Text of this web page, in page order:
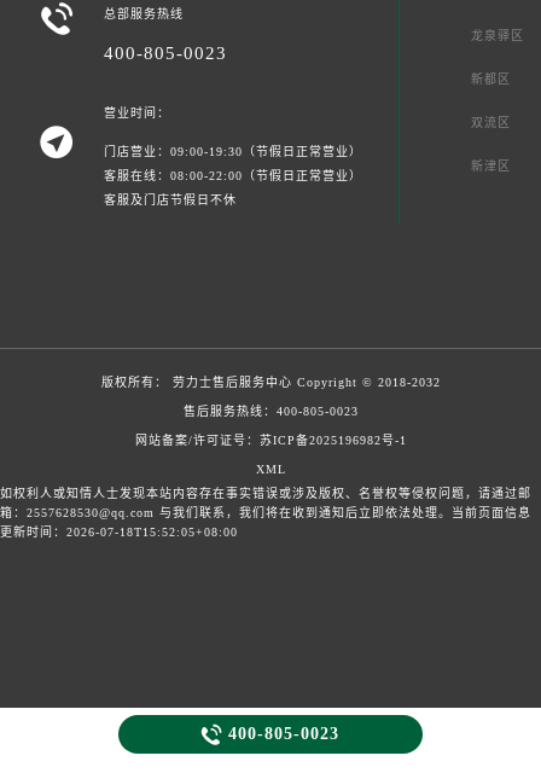
 总部服务热线
400-805-0023

营业时间：
门店营业：09:00-19:30（节假日正常营业）
客服在线：08:00-22:00（节假日正常营业）
客服及门店节假日不休
龙泉驿区
新都区
双流区
新津区
版权所有： 劳力士售后服务中心 Copyright © 2018-2032
售后服务热线： 400-805-0023
网站备案/许可证号：苏ICP备2025196982号-1
XML
如权利人或知情人士发现本站内容存在事实错误或涉及版权、名誉权等侵权问题，请通过邮
箱：2557628530@qq.com 与我们联系，我们将在收到通知后立即依法处理。当前页面信息
更新时间：2026-07-18T15:52:05+08:00
 400-805-0023